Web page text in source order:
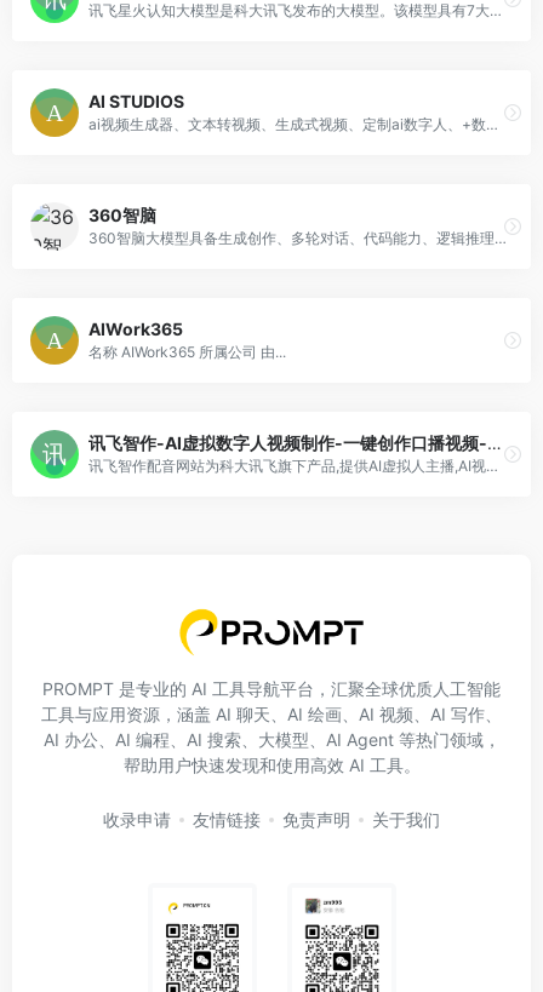
讯飞星火认知大模型是科大讯飞发布的大模型。该模型具有7大核心能力，即文本生成、语言理解、知识问答、逻辑推理、数学能力、代码能力、多模交互 ，该模型对标ChatGPT 。
AI STUDIOS
ai视频生成器、文本转视频、生成式视频、定制ai数字人、+数字人、ai配音翻译、+语言文本转语音，以及+视频模板——专为人力资源培训和视频创作者打造。
360智脑
360智脑大模型具备生成创作、多轮对话、代码能力、逻辑推理、知识问答、阅读理解、文本分类、翻译、改写、多模态十大核心能力、数百项细分功能，重塑人机协作新范式，全面升级生产效率。
AIWork365
名称 AIWork365 所属公司 由...
讯飞智作-AI虚拟数字人视频制作-一键创作口播视频-文字转视频-数字分身定制
讯飞智作配音网站为科大讯飞旗下产品,提供AI虚拟人主播,AI视频制作,数字人配音合成,短视频配音等一站式配音服务。
PROMPT 是专业的 AI 工具导航平台，汇聚全球优质人工智能
工具与应用资源，涵盖 AI 聊天、AI 绘画、AI 视频、AI 写作、
AI 办公、AI 编程、AI 搜索、大模型、AI Agent 等热门领域，
帮助用户快速发现和使用高效 AI 工具。
收录申请 友情链接 免责声明 关于我们